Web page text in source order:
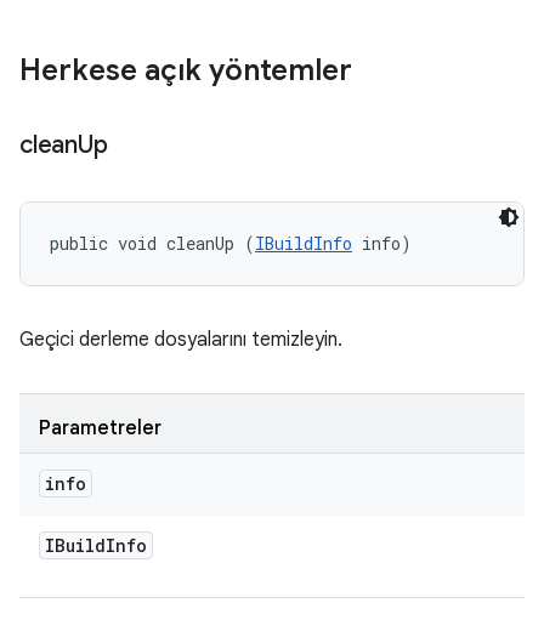
Herkese açık yöntemler
cleanUp
public void cleanUp (IBuildInfo info)
Geçici derleme dosyalarını temizleyin.
Parametreler
info
IBuildInfo